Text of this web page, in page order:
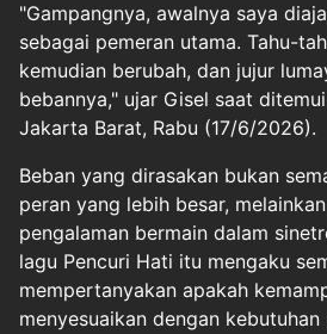
"Gampangnya, awalnya saya
sebagai pemeran utama. Tahu-
kemudian berubah, dan jujur
bebannya," ujar Gisel saat
Jakarta Barat, Rabu (17/6/2026).
Beban yang dirasakan bukan
peran yang lebih besar,
pengalaman bermain dalam
lagu Pencuri Hati itu mengaku
mempertanyakan apakah
menyesuaikan dengan